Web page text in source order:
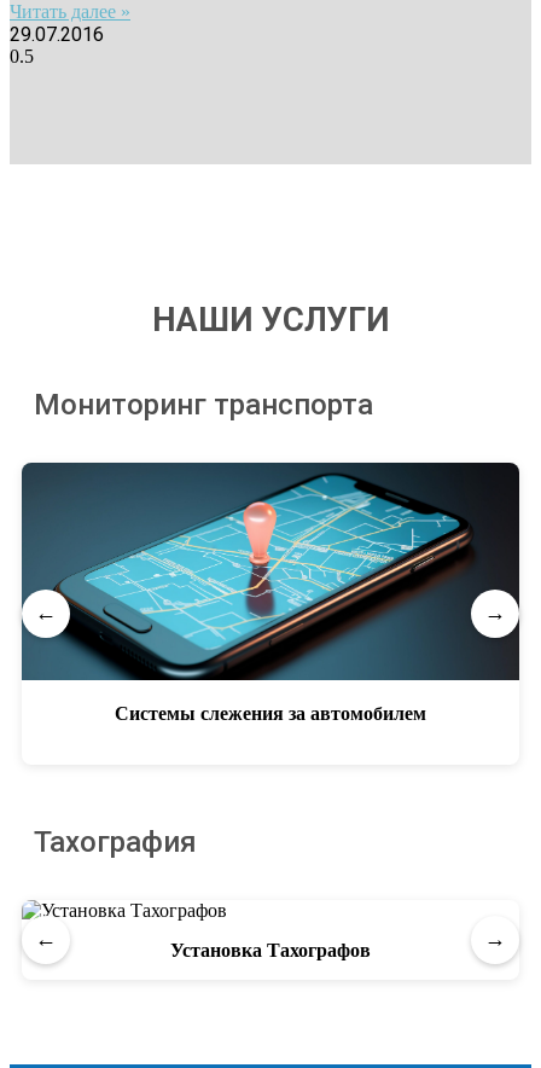
Читать далее »
29.07.2016
НАШИ УСЛУГИ
Мониторинг транспорта
Системы слежения за автомобилем
← →
Тахография
Установка Тахографов
← →